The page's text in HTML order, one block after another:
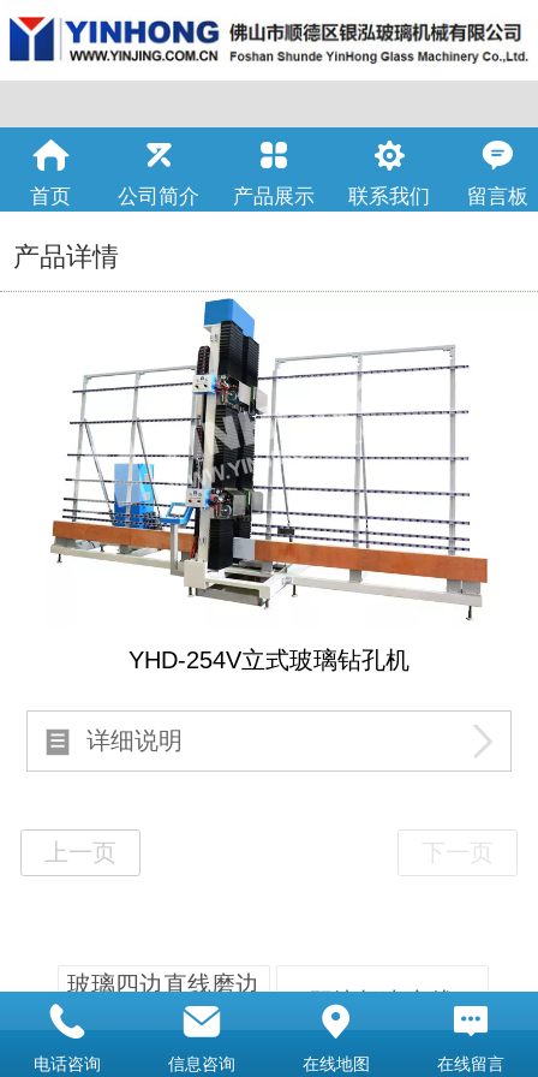
首页 公司简介 产品展示 联系我们 留言板
产品详情
YHD-254V立式玻璃钻孔机
详细说明
玻璃四边直线磨边
双边机生产线
电话咨询 信息咨询 在线地图 在线留言